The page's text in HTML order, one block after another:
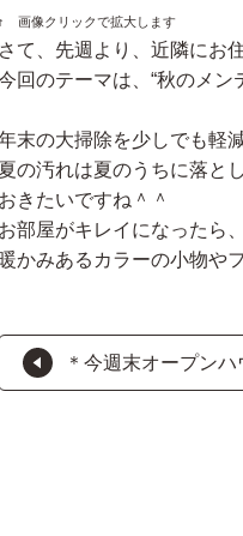
↑ 画像クリックで拡大します
さて、先週より、近隣にお
回のテーマは、“秋のメン
末の大掃除を少しでも軽
夏の汚れは夏のうちに落と
おきたいですね＾＾
お部屋がキレイになったら
暖かみあるカラーの小物や
＊今週末オープンハ